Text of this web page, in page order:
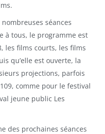
séances
à tous, le programme est
les films courts, les films
qu’elle est ouverte, la
projections, parfois
comme pour le festival
jeune public Les
des prochaines séances